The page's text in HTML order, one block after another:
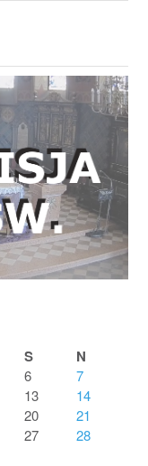
S N
6
7
13
14
20
21
27
28